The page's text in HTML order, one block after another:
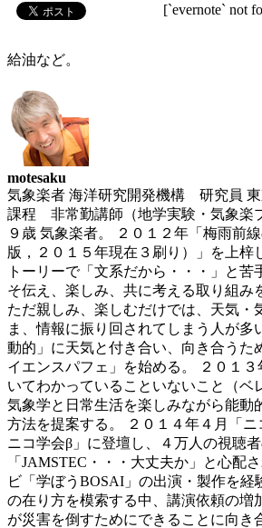
[`evernote` not
給油など。
motesaku
気象楽者 海洋研究開発機構 研究員
課程 非常勤講師（地学実験・気象楽
９歳 気象楽者。 ２０１２年「梅雨前
版，２０１５年現在３刷り）」を上梓
トーリーで「文系だから・・・」と苦
そ伝え、楽しみ、共に考える取り組み
ただ親しみ、楽しむだけでは、天気・
ま、情報に振り回されてしまう人が多
動的」に天気と付き合い、向き合うた
イエンスパフェ」を始める。 ２０１
いてわかっていることいないこと（ベ
気象学と日常生活を楽しみながら能動
方法を提案する。 ２０１４年４月「ニ
ニコ学会β」に登壇し、４万人の視聴
「JAMSTEC・・・大丈夫か」と心配
ビ「学ぼうBOSAI」の出演・製作を経
の在り方を模索する中、講演依頼の増
が災害を倒すためにできることに向き